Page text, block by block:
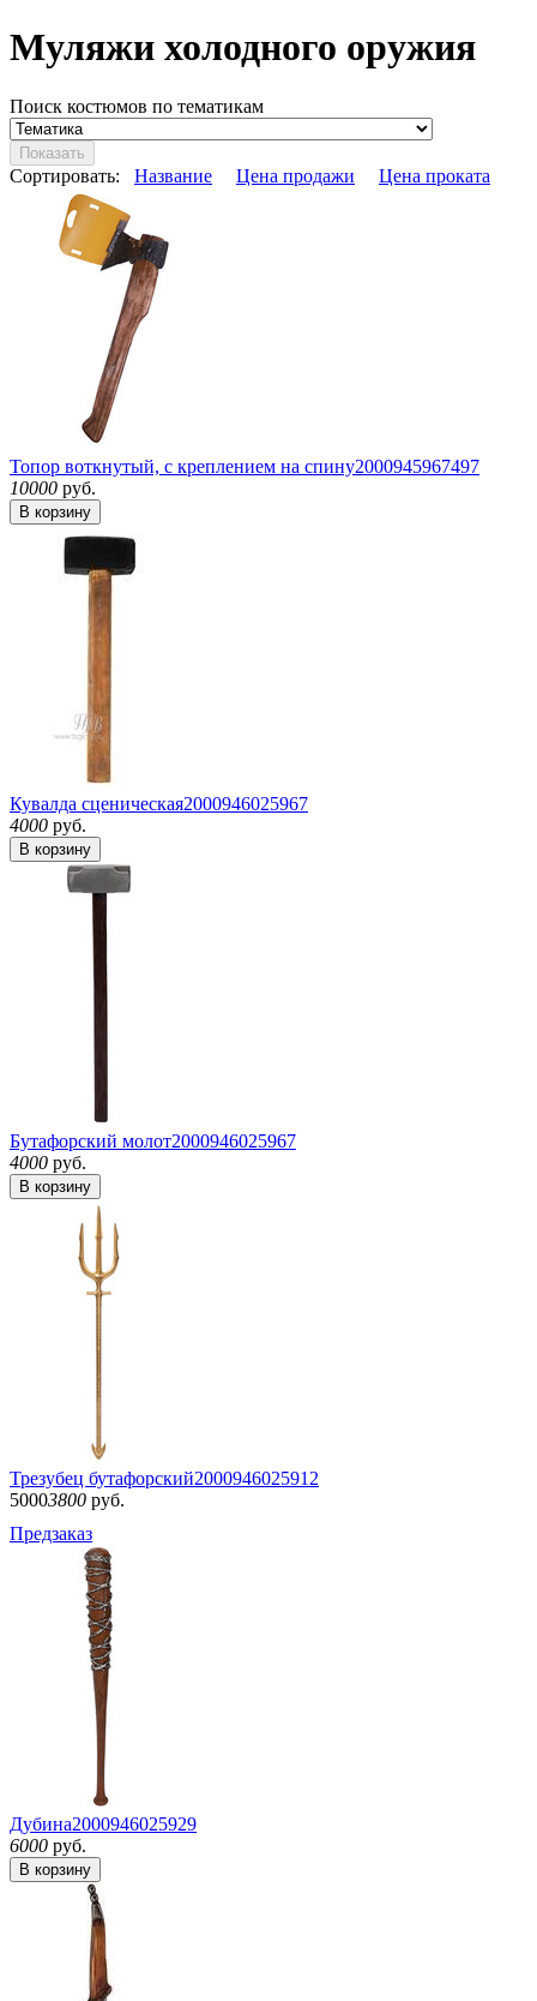
Муляжи холодного оружия
Поиск костюмов по тематикам
Сортировать: Название Цена продажи Цена проката
Топор воткнутый, с креплением на спину2000945967497
10000 руб.
В корзину
Кувалда сценическая2000946025967
4000 руб.
В корзину
Бутафорский молот2000946025967
4000 руб.
В корзину
Трезубец бутафорский2000946025912
50003800 руб.
Предзаказ
Дубина2000946025929
6000 руб.
В корзину